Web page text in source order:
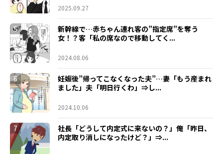
2025.09.27
5
新幹線で…赤ちゃん連れ客の”指定席”を奪う
女！？客「私の席なので移動してく...
2024.08.06
6
妊娠後”帰ってこなくなった夫”…妻「もう産まれ
ました」夫「明日行くわ」⇒し...
2024.10.06
7
社長「どうして内定式に来ないの？」俺「昨日、
内定取り消しになったけど？」⇒...